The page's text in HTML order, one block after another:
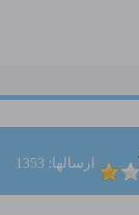
ارسالها: 1353